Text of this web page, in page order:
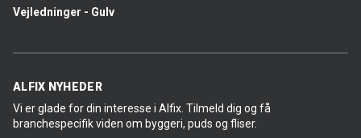
Vejledninger - Gulv
ALFIX NYHEDER
Vi er glade for din interesse i Alfix. Tilmeld dig og få
branchespecifik viden om byggeri, puds og fliser.